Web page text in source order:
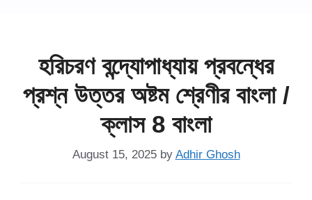
হরিচরণ বন্দ্যোপাধ্যায় প্রবন্ধের
প্রশ্ন উত্তর অষ্টম শ্রেণীর বাংলা /
ক্লাস 8 বাংলা
August 15, 2025 by Adhir Ghosh